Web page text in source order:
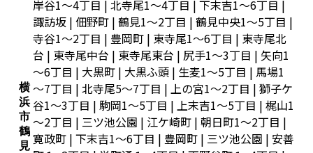
横
浜
市
鶴
見
岸谷1～4丁目 | 北寺尾1～4丁目 | 下末吉1～6丁目 |
諏訪坂 | 佃野町 | 鶴見1～2丁目 | 鶴見中央1～5丁目 |
寺谷1～2丁目 | 豊岡町 | 東寺尾1～6丁目 | 東寺尾北
台 | 東寺尾中台 | 東寺尾東台 | 尻手1～3丁目 | 矢向1
～6丁目 | 大黒町 | 大黒ふ頭 | 生麦1～5丁目 | 馬場1
～7丁目 | 北寺尾5～7丁目 | 上の宮1～2丁目 | 獅子ケ
谷1～3丁目 | 駒岡1～5丁目 | 上末吉1～5丁目 | 梶山1
～2丁目 | 三ツ池公園 | 江ケ崎町 | 朝日町1～2丁目 |
寛政町 | 下末吉1～6丁目 | 豊岡町 | 三ツ池公園 | 安善